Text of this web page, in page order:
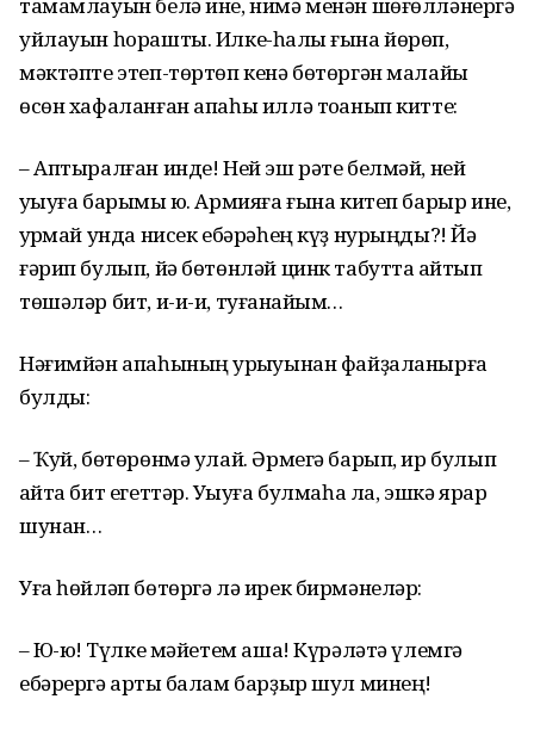
уйлауын һорашты. Илке-һалҡы ғына йөрөп,
мәктәпте этеп-төртөп кенә бөтөргән малайы
өсөн хафаланған апаһы иллә тоҡанып китте:
– Аптыралған инде! Ней эш рәте белмәй, ней
уҡыуға барымы юҡ. Армияға ғына китеп барыр ине,
ҡурҡмай унда нисек ебәрәһең күҙ нурыңды?! Йә
ғәрип булып, йә бөтөнләй цинк табутта ҡайтып
төшәләр бит, и-и-и, туғанҡайым…
Нәғимйән апаһының ҡурҡыуынан файҙаланырға
булды:
– Ҡуй, бөтөрөнмә улай. Әрмегә барып, ир булып
ҡайта бит егеттәр. Уҡыуға булмаһа ла, эшкә ярар
шунан…
Уға һөйләп бөтөргә лә ирек бирмәнеләр:
– Юҡ-юҡ! Түлке мәйетем аша! Күрәләтә үлемгә
ебәрергә артыҡ балам барҙыр шул минең!